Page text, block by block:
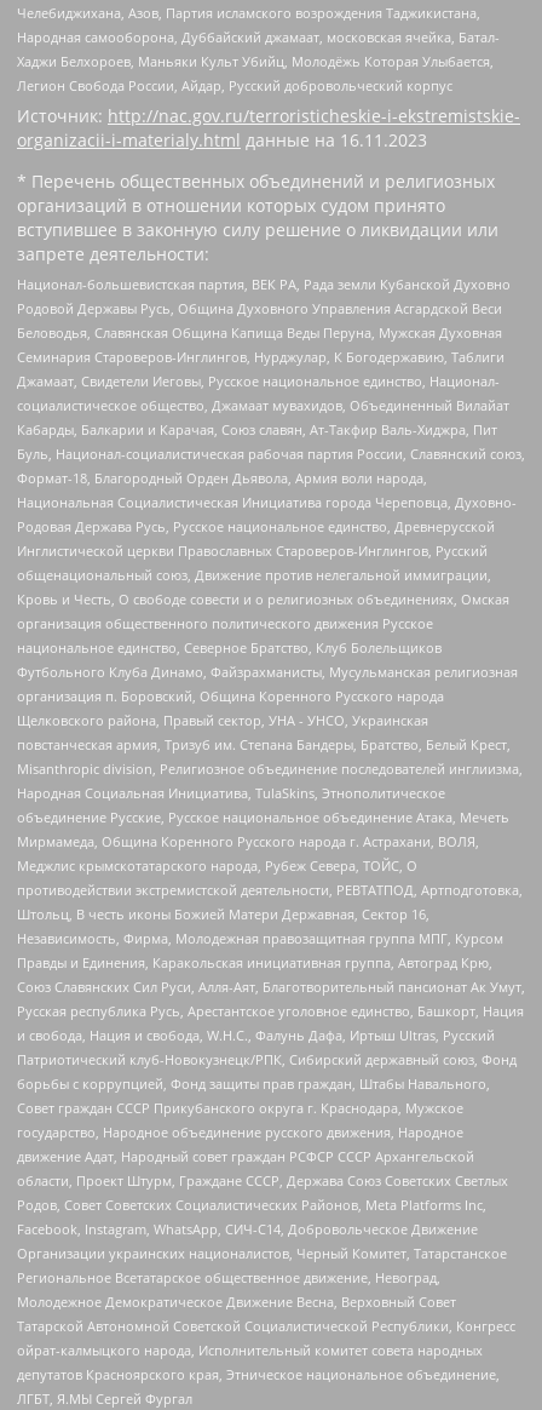
Челебиджихана, Азов, Партия исламского возрождения Таджикистана,
Народная самооборона, Дуббайский джамаат, московская ячейка, Батал-
Хаджи Белхороев, Маньяки Культ Убийц, Молодёжь Которая Улыбается,
Легион Свобода России, Айдар, Русский добровольческий корпус
Источник: http://nac.gov.ru/terroristicheskie-i-ekstremistskie-
organizacii-i-materialy.html данные на 16.11.2023
* Перечень общественных объединений и религиозных
организаций в отношении которых судом принято
вступившее в законную силу решение о ликвидации или
запрете деятельности:
Национал-большевистская партия, ВЕК РА, Рада земли Кубанской Духовно
Родовой Державы Русь, Община Духовного Управления Асгардской Веси
Беловодья, Славянская Община Капища Веды Перуна, Мужская Духовная
Семинария Староверов-Инглингов, Нурджулар, К Богодержавию, Таблиги
Джамаат, Свидетели Иеговы, Русское национальное единство, Национал-
социалистическое общество, Джамаат мувахидов, Объединенный Вилайат
Кабарды, Балкарии и Карачая, Союз славян, Ат-Такфир Валь-Хиджра, Пит
Буль, Национал-социалистическая рабочая партия России, Славянский союз,
Формат-18, Благородный Орден Дьявола, Армия воли народа,
Национальная Социалистическая Инициатива города Череповца, Духовно-
Родовая Держава Русь, Русское национальное единство, Древнерусской
Инглистической церкви Православных Староверов-Инглингов, Русский
общенациональный союз, Движение против нелегальной иммиграции,
Кровь и Честь, О свободе совести и о религиозных объединениях, Омская
организация общественного политического движения Русское
национальное единство, Северное Братство, Клуб Болельщиков
Футбольного Клуба Динамо, Файзрахманисты, Мусульманская религиозная
организация п. Боровский, Община Коренного Русского народа
Щелковского района, Правый сектор, УНА - УНСО, Украинская
повстанческая армия, Тризуб им. Степана Бандеры, Братство, Белый Крест,
Misanthropic division, Религиозное объединение последователей инглиизма,
Народная Социальная Инициатива, TulaSkins, Этнополитическое
объединение Русские, Русское национальное объединение Атака, Мечеть
Мирмамеда, Община Коренного Русского народа г. Астрахани, ВОЛЯ,
Меджлис крымскотатарского народа, Рубеж Севера, ТОЙС, О
противодействии экстремистской деятельности, РЕВТАТПОД, Артподготовка,
Штольц, В честь иконы Божией Матери Державная, Сектор 16,
Независимость, Фирма, Молодежная правозащитная группа МПГ, Курсом
Правды и Единения, Каракольская инициативная группа, Автоград Крю,
Союз Славянских Сил Руси, Алля-Аят, Благотворительный пансионат Ак Умут,
Русская республика Русь, Арестантское уголовное единство, Башкорт, Нация
и свобода, Нация и свобода, W.H.С., Фалунь Дафа, Иртыш Ultras, Русский
Патриотический клуб-Новокузнецк/РПК, Сибирский державный союз, Фонд
борьбы с коррупцией, Фонд защиты прав граждан, Штабы Навального,
Совет граждан СССР Прикубанского округа г. Краснодара, Мужское
государство, Народное объединение русского движения, Народное
движение Адат, Народный совет граждан РСФСР СССР Архангельской
области, Проект Штурм, Граждане СССР, Держава Союз Советских Светлых
Родов, Совет Советских Социалистических Районов, Meta Platforms Inc,
Facebook, Instagram, WhatsApp, СИЧ-С14, Добровольческое Движение
Организации украинских националистов, Черный Комитет, Татарстанское
Региональное Всетатарское общественное движение, Невоград,
Молодежное Демократическое Движение Весна, Верховный Совет
Татарской Автономной Советской Социалистической Республики, Конгресс
ойрат-калмыцкого народа, Исполнительный комитет совета народных
депутатов Красноярского края, Этническое национальное объединение,
ЛГБТ, Я.МЫ Сергей Фургал